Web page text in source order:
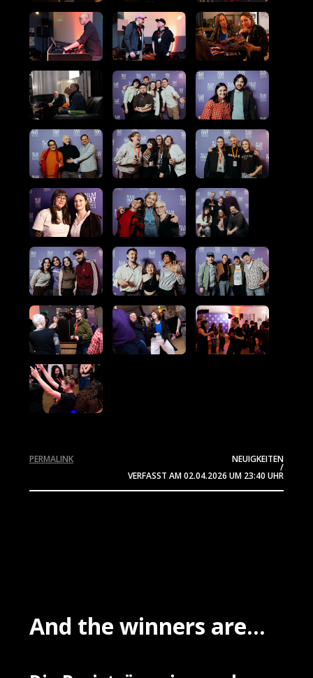
NEUIGKEITEN
/
VERFASST AM02.04.2026 UM 23:40 UHR
PERMALINK
And the winners are...